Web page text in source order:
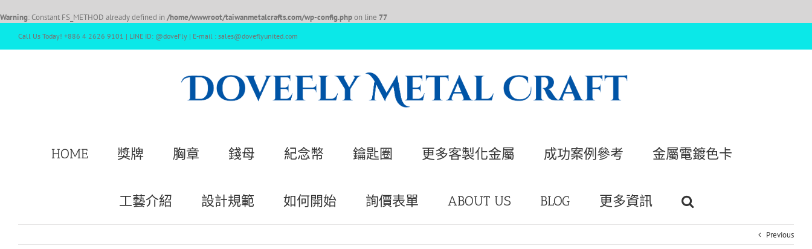
Warning: Constant FS_METHOD already defined in /home/wwwroot/taiwanmetalcrafts.com/wp-config.phpon line 77
Call Us Today! +886 4 2626 9101 | LINE ID: @doveFly | E-mail : sales@doveflyunited.com
HOME 獎牌 胸章 錢母 紀念幣 鑰匙圈 更多客製化金屬 成功案例參考 金屬電鍍色卡
工藝介紹 設計規範 如何開始 詢價表單 ABOUT US BLOG 更多資訊
Previous